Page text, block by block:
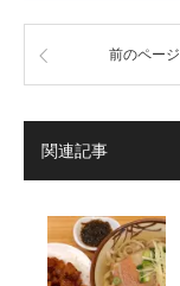
前のページ
関連記事